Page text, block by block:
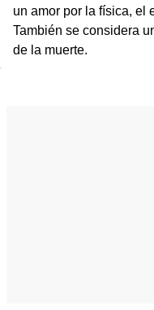
un amor por la física, el
También se considera
de la muerte.